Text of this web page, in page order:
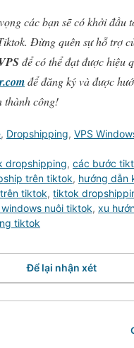
các bạn sẽ có khởi đầu
Đừng quên sự hỗ trợ
để có thể đạt được hiệu
để đăng ký và được
thành công!
, Dropshipping, VPS
dropshipping, các bước
trên tiktok, hướng dẫn
tiktok, tiktok
nuôi tiktok, xu
tiktok
Để lại nhận xét